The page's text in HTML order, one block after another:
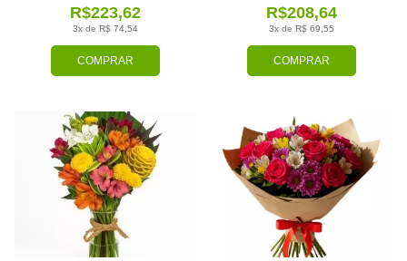
COMPRAR
3x de R$ 74,54
R$223,62
COMPRAR
3x de R$ 69,55
R$208,64